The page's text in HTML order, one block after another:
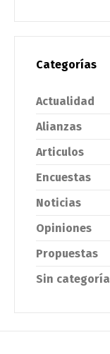
Categorías
Actualidad
Alianzas
Articulos
Encuestas
Noticias
Opiniones
Propuestas
Sin categoría